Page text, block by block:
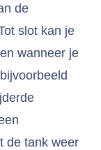
de
slot kan je
wanneer je
de tank weer